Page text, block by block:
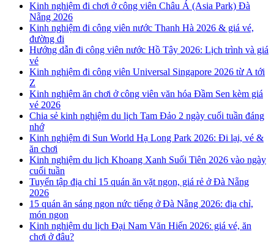
Kinh nghiệm đi chơi ở công viên Châu Á (Asia Park) Đà
Nẵng 2026
Kinh nghiệm đi công viên nước Thanh Hà 2026 & giá vé,
đường đi
Hướng dẫn đi công viên nước Hồ Tây 2026: Lịch trình và giá
vé
Kinh nghiệm đi công viên Universal Singapore 2026 từ A tới
Z
Kinh nghiệm ăn chơi ở công viên văn hóa Đầm Sen kèm giá
vé 2026
Chia sẻ kinh nghiệm du lịch Tam Đảo 2 ngày cuối tuần đáng
nhớ
Kinh nghiệm đi Sun World Hạ Long Park 2026: Đi lại, vé &
ăn chơi
Kinh nghiệm du lịch Khoang Xanh Suối Tiên 2026 vào ngày
cuối tuần
Tuyển tập địa chỉ 15 quán ăn vặt ngon, giá rẻ ở Đà Nẵng
2026
15 quán ăn sáng ngon nức tiếng ở Đà Nẵng 2026: địa chỉ,
món ngon
Kinh nghiệm du lịch Đại Nam Văn Hiến 2026: giá vé, ăn
chơi ở đâu?